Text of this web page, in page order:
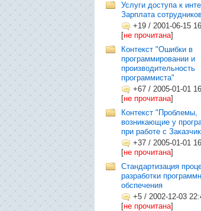
Услуги доступа к
Зарплата
+19 / 2001-06-15
[не прочитана]
Контекст "Ошибки в
программировании и
производительность
программиста"
+67 / 2005-01-01
[не прочитана]
Контекст "Проблемы,
возникающие у
при работе с
+37 / 2005-01-01
[не прочитана]
Стандартизация
разработки
обспечения
+5 / 2002-12-03
[не прочитана]